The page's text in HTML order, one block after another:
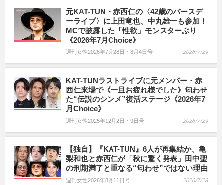
元KAT-TUN・赤西仁の〈42歳のバースデ
ーライブ〉に上田竜也、中丸雄一も参加！
MCで披露した「性欲」モンスターぶり
《2026年7月Choice》
週刊女性2026年7月28日・8月4日号 2026/7/29
KAT-TUNラストライブに元メンバー・赤
西仁来場で《一旦お疲れ様でした》匂わせ
た“伝説のシンメ”復活ステージ《2026年7
月Choice》
週刊女性2025年12月2日・9日号 2026/7/29
【独自】『KAT-TUN』6人が再集結か、亀
梨和也と赤西仁が「秋に驚く発表」田中聖
の刑期満了と重なる“匂わせ”ではない理由
週刊女性2026年8月11日号 2026/7/28